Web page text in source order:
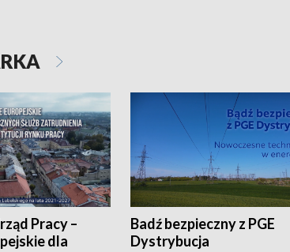
Pracy –
dla
Badź bezpieczny z PGE
Dystrybucja